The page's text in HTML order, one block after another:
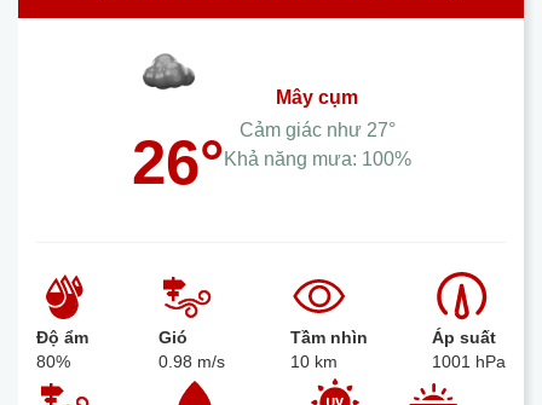
26°
mây cụm
Cảm giác như 27°
Khả năng mưa: 100%
Độ ẩm
80%
Gió
0.98 m/s
Tầm nhìn
10 km
Áp suất
1001 hPa